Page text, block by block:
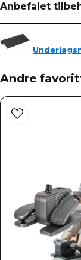
nameNavn
email
Email adresse
Anbefalet
Andre